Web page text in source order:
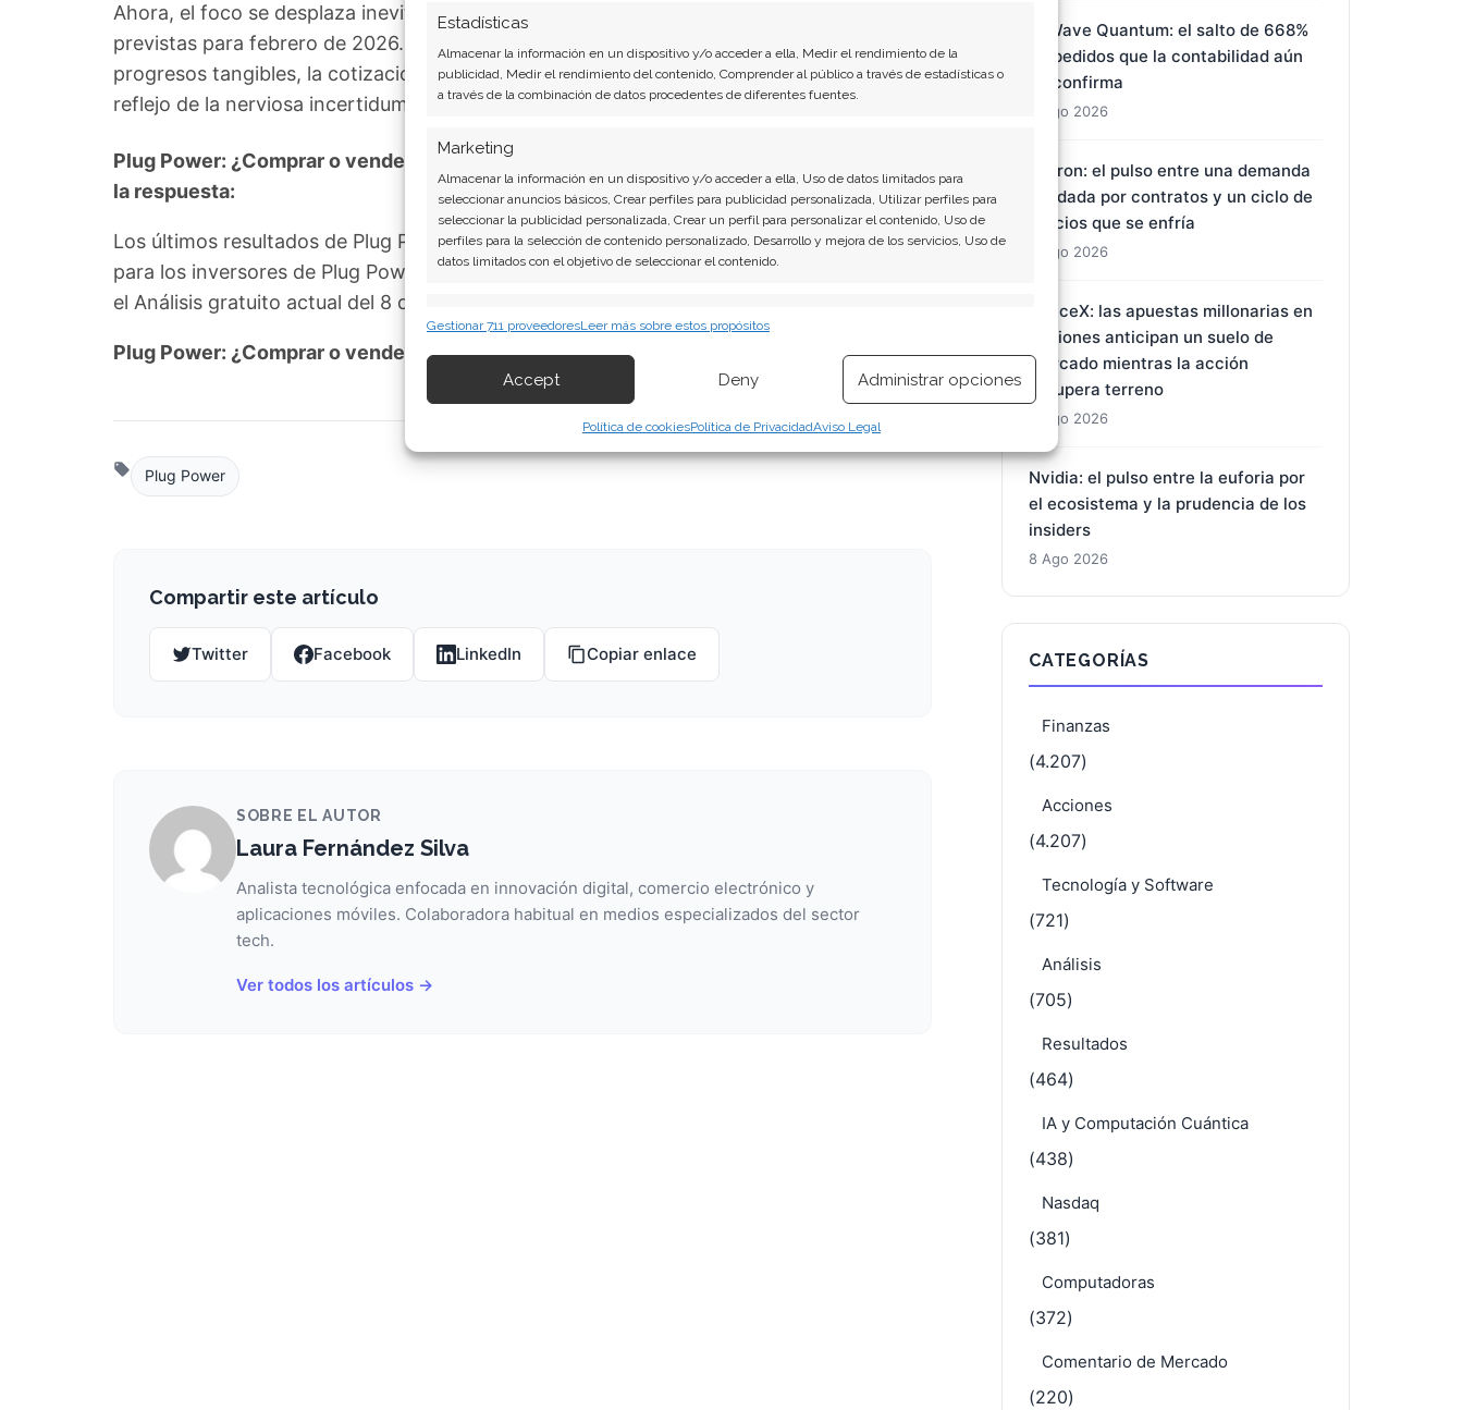
Estadísticas
Almacenar la información en un dispositivo y/o acceder a ella, Medir el rendimiento de la
publicidad, Medir el rendimiento del contenido, Comprender al público a través de estadísticas o
a través de la combinación de datos procedentes de diferentes fuentes.
Marketing
Almacenar la información en un dispositivo y/o acceder a ella, Uso de datos limitados para
seleccionar anuncios básicos, Crear perfiles para publicidad personalizada, Utilizar perfiles para
seleccionar la publicidad personalizada, Crear un perfil para personalizar el contenido, Uso de
perfiles para la selección de contenido personalizado, Desarrollo y mejora de los servicios, Uso de
datos limitados con el objetivo de seleccionar el contenido.
información transmitida de forma automática.
Garantizar la seguridad, evitar y detectar fraudes, y eliminar
fallos, Ofrecer y presentar publicidad y contenido, Guardar y
Siempre activo
Gestionar 711 proveedoresLeer más sobre estos propósitos
Accept Deny Administrar opciones
Política de cookiesPolítica de PrivacidadAviso Legal
Ahora, el foco se desplaza inevitablemente hacia las próximas cifras trimestrales,
previstas para febrero de 2026. Hasta que llegue ese momento y se puedan evaluar
progresos tangibles, la cotización de Plug Power probablemente seguirá siendo un
reflejo de la nerviosa incertidumbre que rodea a su modelo de negocio.
Plug Power: ¿Comprar o vender? El nuevo Análisis de Plug Power del 8 de agosto tiene
la respuesta:
Los últimos resultados de Plug Power son contundentes: Acción inmediata requerida
para los inversores de Plug Power. ¿Merece la pena invertir o es momento de vender? En
el Análisis gratuito actual del 8 de agosto descubrirá exactamente qué hacer.
Plug Power: ¿Comprar o vender? ¡Lee más aquí!
Plug Power
Compartir este artículo
Twitter Facebook LinkedIn Copiar enlace
SOBRE EL AUTOR
Laura Fernández Silva
Analista tecnológica enfocada en innovación digital, comercio electrónico y
aplicaciones móviles. Colaboradora habitual en medios especializados del sector
tech.
Ver todos los artículos →
el rumbo de la acción
8 Ago 2026
D-Wave Quantum: el salto de 668%
no confirma
8 Ago 2026
Micron: el pulso entre una demanda
precios que se enfría
8 Ago 2026
SpaceX: las apuestas millonarias en
opciones anticipan un suelo de
mercado mientras la acción
recupera terreno
8 Ago 2026
Nvidia: el pulso entre la euforia por
CATEGORÍAS
Finanzas
(4.207)
Acciones
(4.207)
Tecnología y Software
(721)
Análisis
(705)
Resultados
(464)
IA y Computación Cuántica
(438)
Nasdaq
(381)
Computadoras
(372)